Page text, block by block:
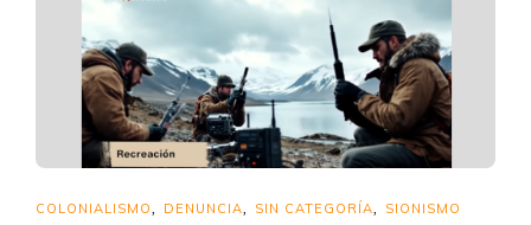
COLONIALISMO DENUNCIA SIN CATEGORÍA SIONISMO